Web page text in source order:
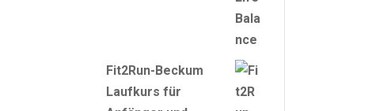
Fit2Run-Beckum
Laufkurs für